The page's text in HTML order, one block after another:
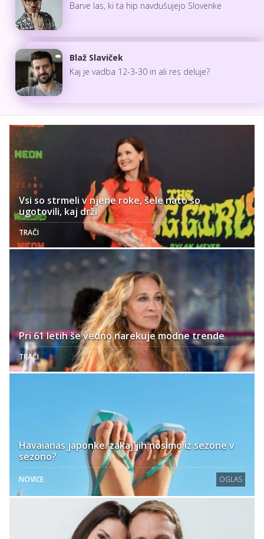
Barve las, ki ta hip navdušujejo Slovenke
Blaž Slaviček
Kaj je vadba 12-3-30 in ali res deluje?
Vsi so strmeli v njene roke, šele nato so
ugotovili, kaj drži
TRAČI
Pri 61 letih še vedno narekuje modne trende
TRAČI
Havaianas japonke: zakaj jih nosimo iz sezone v
sezono?
NOVICE OGLAS